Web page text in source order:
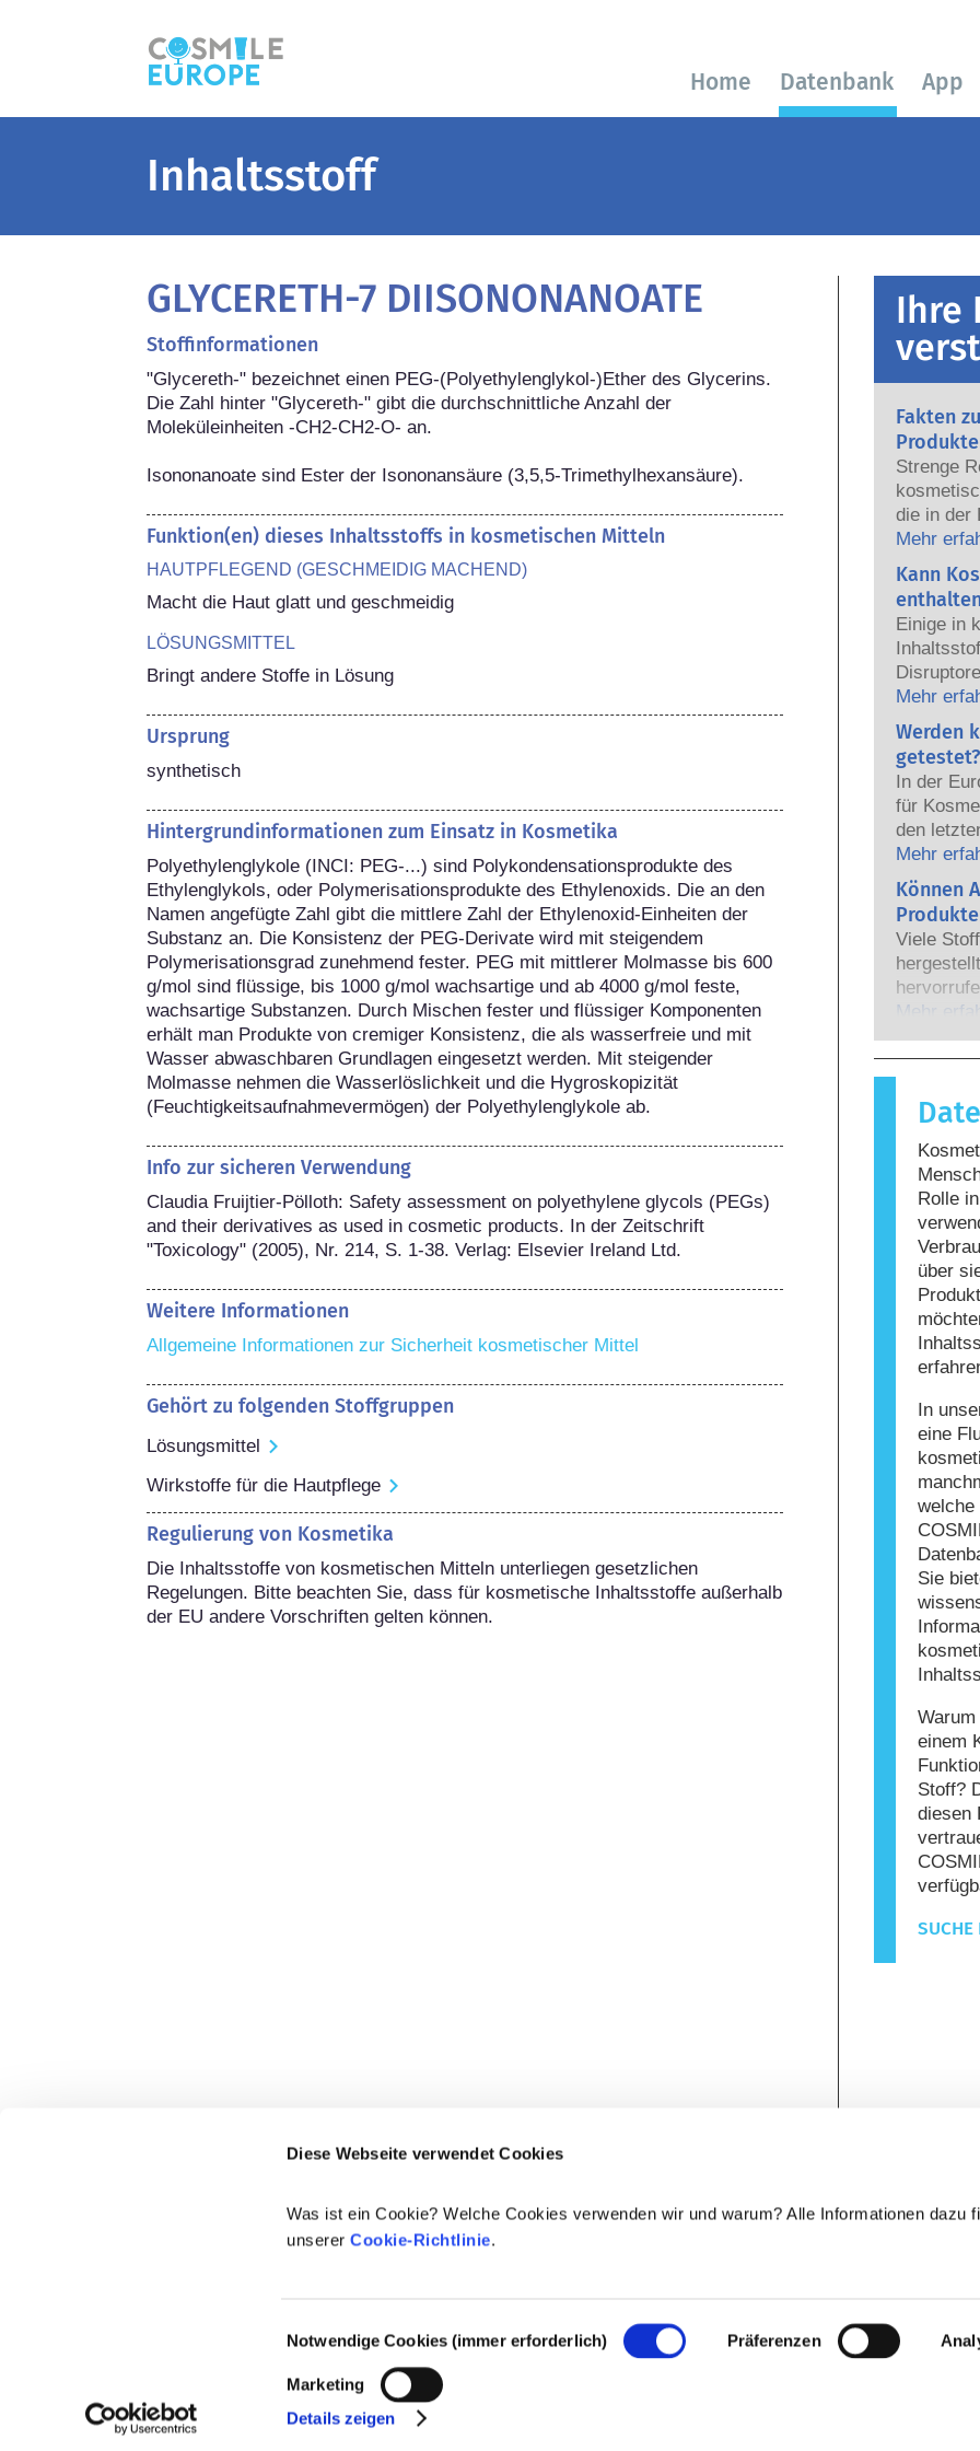
Diese Webseite verwendet Cookies
Was ist ein Cookie? Welche Cookies verwenden wir und warum? Alle Informationen dazu
unsererCookie-Richtlinie.
Notwendige Cookies (immer erforderlich) Präferenzen
Marketing
Details zeigen
Home Datenbank App
Inhaltsstoff
GLYCERETH-7 DIISONONANOATE
Stoffinformationen
"Glycereth-" bezeichnet einen PEG-(Polyethylenglykol-)Ether des Glycerins.
Die Zahl hinter "Glycereth-" gibt die durchschnittliche Anzahl der
Moleküleinheiten -CH2-CH2-O- an.
Isononanoate sind Ester der Isononansäure (3,5,5-Trimethylhexansäure).
Funktion(en) dieses Inhaltsstoffs in kosmetischen Mitteln
HAUTPFLEGEND (GESCHMEIDIG MACHEND)
Macht die Haut glatt und geschmeidig
LÖSUNGSMITTEL
Bringt andere Stoffe in Lösung
Ursprung
synthetisch
Hintergrundinformationen zum Einsatz in Kosmetika
Polyethylenglykole (INCI: PEG-...) sind Polykondensationsprodukte des
Ethylenglykols, oder Polymerisationsprodukte des Ethylenoxids. Die an den
Namen angefügte Zahl gibt die mittlere Zahl der Ethylenoxid-Einheiten der
Substanz an. Die Konsistenz der PEG-Derivate wird mit steigendem
Polymerisationsgrad zunehmend fester. PEG mit mittlerer Molmasse bis 600
g/mol sind flüssige, bis 1000 g/mol wachsartige und ab 4000 g/mol feste,
wachsartige Substanzen. Durch Mischen fester und flüssiger Komponenten
erhält man Produkte von cremiger Konsistenz, die als wasserfreie und mit
Wasser abwaschbaren Grundlagen eingesetzt werden. Mit steigender
Molmasse nehmen die Wasserlöslichkeit und die Hygroskopizität
(Feuchtigkeitsaufnahmevermögen) der Polyethylenglykole ab.
Info zur sicheren Verwendung
Claudia Fruijtier-Pölloth: Safety assessment on polyethylene glycols (PEGs)
and their derivatives as used in cosmetic products. In der Zeitschrift
"Toxicology" (2005), Nr. 214, S. 1-38. Verlag: Elsevier Ireland Ltd.
Weitere Informationen
Allgemeine Informationen zur Sicherheit kosmetischer Mittel
Gehört zu folgenden Stoffgruppen
Lösungsmittel
Wirkstoffe für die Hautpflege
Regulierung von Kosmetika
Die Inhaltsstoffe von kosmetischen Mitteln unterliegen gesetzlichen
Regelungen. Bitte beachten Sie, dass für kosmetische Inhaltsstoffe außerhalb
der EU andere Vorschriften gelten können.
Ihre
Fakten
Strenge
die in der
sicher für
Die
Mehr
Kann
Einige in
haben,
Hormone
das
heißt das
auch
sehr
zumeist
jemals
Produkte
Experten,
Mehr
Werden
In der
für
den
dem
von
Mehr
Können
Viele
wenn das
harmlos
Reaktion
Allergie
nicht,
nicht
Mehr
Rolle
über
In
eine
welche
Sie
einem
Stoff?
diesen
SUCHE
© 2021-2026 - Cosmetics Europe Rechtlicher Hinweis